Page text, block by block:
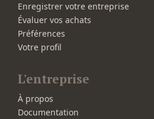
Enregistrer votre entreprise
Évaluer vos achats
Préférences
Votre profil
L'entreprise
À propos
Documentation